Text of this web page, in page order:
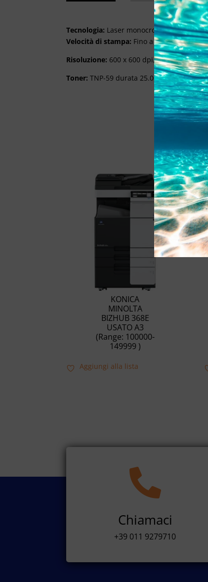
Tecnologia: Laser monocromatica
Velocità di stampa: Fino a 44 ppm
Risoluzione: 600 x 600 dpi,1200x 1200 dpi
Toner:TNP-59 durata 25.000 copie
KONICA
MINOLTA
BIZHUB 368E
USATO A3
(Range: 100000-
149999 )
Aggiungi alla lista

Chiamaci
+39 011 9279710